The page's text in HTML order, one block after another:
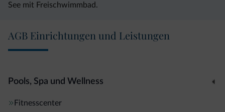
See mit Freischwimmbad.
AGB Einrichtungen und Leistungen
Pools, Spa und Wellness
Fitnesscenter